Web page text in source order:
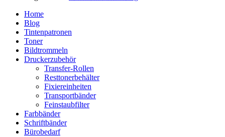
Home
Blog
Tintenpatronen
Toner
Bildtrommeln
Druckerzubehör
Transfer-Rollen
Resttonerbehälter
Fixiereinheiten
Transportbänder
Feinstaubfilter
Farbbänder
Schriftbänder
Bürobedarf